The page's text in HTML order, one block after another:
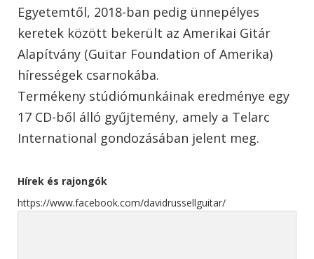
Egyetemtől, 2018-ban pedig ünnepélyes
keretek között bekerült az Amerikai Gitár
Alapítvány (Guitar Foundation of Amerika)
hírességek csarnokába.
Termékeny stúdiómunkáinak eredménye egy
17 CD-ből álló gyűjtemény, amely a Telarc
International gondozásában jelent meg.
Hírek és rajongók
https://www.facebook.com/davidrussellguitar/